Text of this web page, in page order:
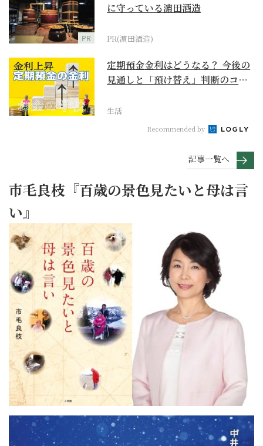
PR
に守っている濵田酒造
PR(濵田酒造)
定期預金金利はどうなる？ 今後の
見通しと「預け替え」判断のコツ
生活
Recommended by
記事一覧へ
市毛良枝『百歳の景色見たいと母は言
い』